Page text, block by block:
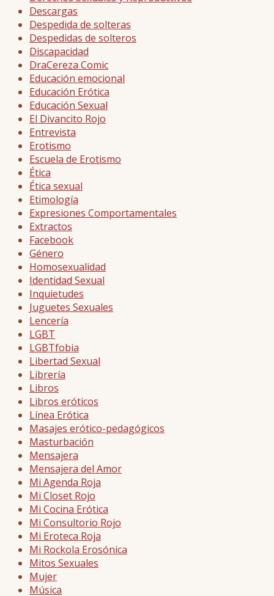
Descargas
Despedida de solteras
Despedidas de solteros
Discapacidad
DraCereza Comic
Educación emocional
Educación Erótica
Educación Sexual
El Divancito Rojo
Entrevista
Erotismo
Escuela de Erotismo
Ética
Ética sexual
Etimología
Expresiones Comportamentales
Extractos
Facebook
Género
Homosexualidad
Identidad Sexual
Inquietudes
Juguetes Sexuales
Lencería
LGBT
LGBTfobia
Libertad Sexual
Librería
Libros
Libros eróticos
Línea Erótica
Masajes erótico-pedagógicos
Masturbación
Mensajera
Mensajera del Amor
Mi Agenda Roja
Mi Closet Rojo
Mi Cocina Erótica
Mi Consultorio Rojo
Mi Eroteca Roja
Mi Rockola Erosónica
Mitos Sexuales
Mujer
Música